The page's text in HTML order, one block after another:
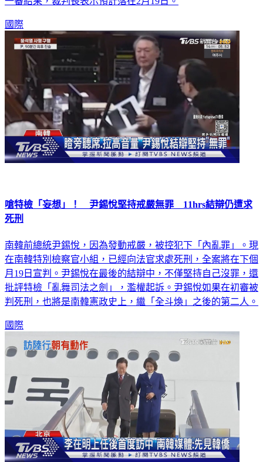
國際
嗆特檢「妄想」！ 尹錫悅堅持戒嚴無罪 11hrs結辯仍遭求
死刑
南韓前總統尹錫悅，因為發動戒嚴，被控犯下「內亂罪」。現
在南韓特別檢察官小組，已經向法官求處死刑，全案將在下個
月19日宣判。尹錫悅在最後的結辯中，不僅堅持自己沒罪，還
批評特檢「亂舞司法之劍」，濫權起訴。尹錫悅如果在初審被
判死刑，也將是南韓憲政史上，繼「全斗煥」之後的第二人。
國際